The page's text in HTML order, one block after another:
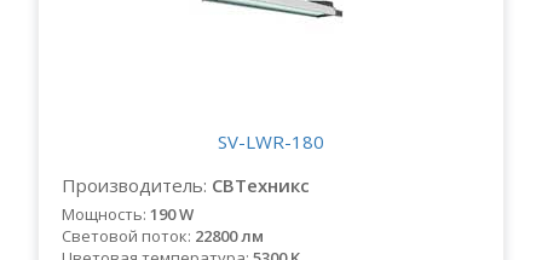
SV-LWR-180
Производитель: СВТехникс
Мощность: 190 W
Световой поток: 22800 лм